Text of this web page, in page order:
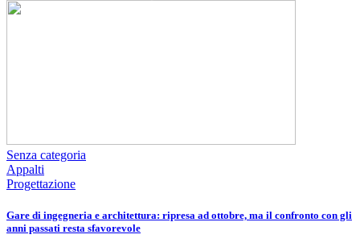
Senza categoria
Appalti
Progettazione
Gare di ingegneria e architettura: ripresa ad ottobre, ma il confronto con gli
anni passati resta sfavorevole